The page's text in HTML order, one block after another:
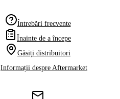
Întrebări frecvente
Înainte de a începe
Găsiți distribuitori
Informații despre Aftermarket